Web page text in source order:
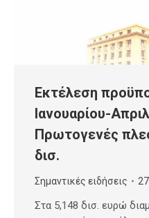
Εκτέλεση
Ιανουαρίου-
Πρωτογενές
δισ.
Σημαντικές ειδήσεις
Στα 5,148 δισ. ευρώ